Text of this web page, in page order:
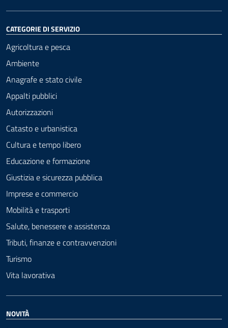
CATEGORIE DI SERVIZIO
Agricoltura e pesca
Ambiente
Anagrafe e stato civile
Appalti pubblici
Autorizzazioni
Catasto e urbanistica
Cultura e tempo libero
Educazione e formazione
Giustizia e sicurezza pubblica
Imprese e commercio
Mobilità e trasporti
Salute, benessere e assistenza
Tributi, finanze e contravvenzioni
Turismo
Vita lavorativa
NOVITÀ